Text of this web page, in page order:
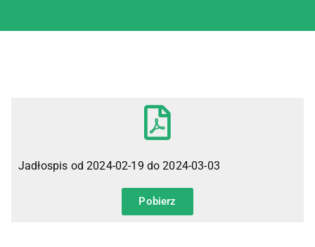
Jadłospis od 2024-02-19 do 2024-03-03
Pobierz